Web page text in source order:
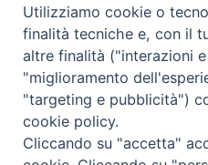
Scrivici
Copyright © 2019 -
Trentina Editrice
Utilizziamo cookie o
finalità tecniche e, con il
altre finalità ("interazioni
"miglioramento
"targeting e pubblicità")
cookie policy.
Cliccando su "accetta"